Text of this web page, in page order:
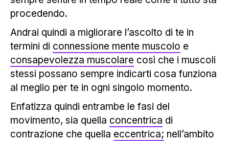
procedendo.
Andrai quindi a migliorare l’ascolto di te in
termini di connessione mente muscolo e
consapevolezza muscolare così che i muscoli
stessi possano sempre indicarti cosa funziona
al meglio per te in ogni singolo momento.
Enfatizza quindi entrambe le fasi del
movimento, sia quella concentrica di
contrazione che quella eccentrica; nell’ambito